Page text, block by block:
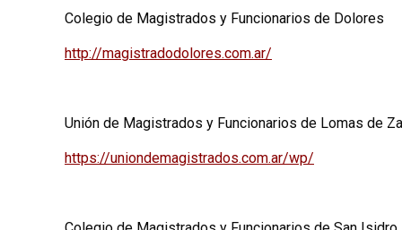
Colegio de Magistrados y Funcionarios de Dolores
http://magistradodolores.com.ar/
Unión de Magistrados y Funcionarios de Lomas de
https://uniondemagistrados.com.ar/wp/